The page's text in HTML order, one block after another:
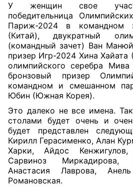
У женщин свое
победительница
Париж-2024 в командном
(Китай), двукратный
(командный зачет) Ван
призер Игр-2024 Хина Хайата
олимпийского серебра
бронзовый призер
командном и смешанном
Юбин (Южная Корея).
Это далеко не все имена.
столами будет очень и
будет представлен
Кирилл Герасименко, Алан
Харки, Айдос
Сарвиноз Миркадирова,
Анастасия Лаврова,
Романовская.